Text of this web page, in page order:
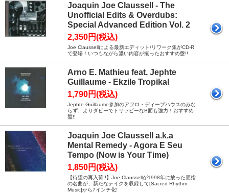
Joaquin Joe Claussell - The
Unofficial Edits & Overdubs:
Special Advanced Edition Vol. 2
2,350円(税込)
Joe Claussellによる最新エディット/リワーク集がCD-R
で登場！いつもながら濃い内容が揃ったおすすめ盤!!
Arno E. Mathieu feat. Jephte
Guillaume - Ekzile Tropikal
1,790円(税込)
Jephte Guillaume参加のアフロ・ディープハウスのみな
らず、よりダビーでトリッピーなB面も強力！おすすめ
盤!!
Joaquin Joe Claussell a.k.a
Mental Remedy - Agora E Seu
Tempo (Now is Your Time)
1,850円(税込)
【待望の再入荷!!】Joe Claussellが1998年に放った屈指
の名曲が、新たなテイクを収録して[Sacred Rhythm
Music]から7インチ化!